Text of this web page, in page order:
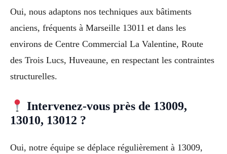
Oui, nous adaptons nos techniques aux bâtiments
anciens, fréquents à Marseille 13011 et dans les
environs de Centre Commercial La Valentine, Route
des Trois Lucs, Huveaune, en respectant les contraintes
structurelles.
Intervenez-vous près de 13009,
13010, 13012 ?
Oui, notre équipe se déplace régulièrement à 13009,